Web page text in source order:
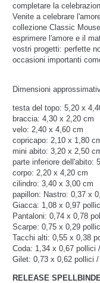
completare la
Venite a celebrare
collezione Classic
esprimere l'amore e il
vostri progetti: perfette
occasioni importanti
Dimensioni
testa del topo: 5,20 x
braccia: 4,30 x 2,20 cm
velo: 2,40 x 4,60 cm
copricapo: 2,10 x 1,80
mini abito: 3,20 x 2,50
parte inferiore dell'abito:
corpo: 2,20 x 4,20 cm
cilindro: 3,40 x 3,00 cm
papillon: Nastro: 0,37 x
Giacca: 1,08 x 0,97
Pantaloni: 0,74 x 0,78
Scarpe: 0,75 x 0,29
Tacchi alti: 0,55 x 0,38
Coda: 1,34 x 0,67 pollici
Gilet: 0,73 x 0,62 pollici
RELEASE